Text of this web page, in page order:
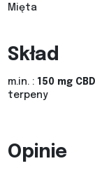
Mięta
Skład
m.in. : 150 mg CBD
terpeny
Opinie